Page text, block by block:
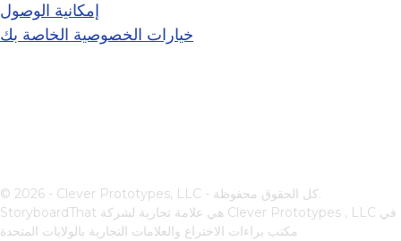
إمكانية الوصول
خيارات الخصوصية الخاصة بك
© 2026 - Clever Prototypes, LLC - كل الحقوق محفوظة.
Clever Prototypes , LLC
مكتب براءات الاختراع والعلامات التجارية بالولايات المتحدة